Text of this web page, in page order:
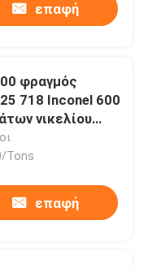
επαφή
φραγμός
718 Inconel 600
νικελίου
φραγμός
Tons
επαφή